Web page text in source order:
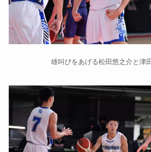
雄叫びをあげる松田悠之介と津